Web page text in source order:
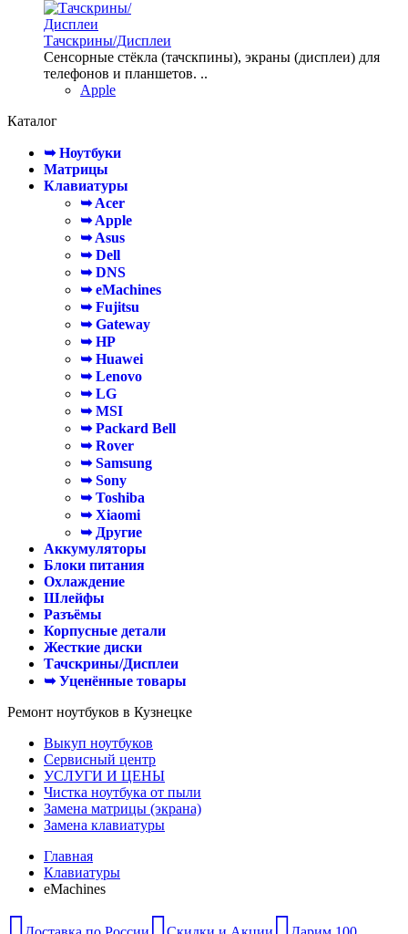
Тачскрины/Дисплеи
Сенсорные стёкла (тачскпины), экраны (дисплеи) для
телефонов и планшетов. ..
Apple
Каталог
➥ Ноутбуки
Матрицы
Клавиатуры
➥ Acer
➥ Apple
➥ Asus
➥ Dell
➥ DNS
➥ eMachines
➥ Fujitsu
➥ Gateway
➥ HP
➥ Huawei
➥ Lenovo
➥ LG
➥ MSI
➥ Packard Bell
➥ Rover
➥ Samsung
➥ Sony
➥ Toshiba
➥ Xiaomi
➥ Другие
Аккумуляторы
Блоки питания
Охлаждение
Шлейфы
Разъёмы
Корпусные детали
Жесткие диски
Тачскрины/Дисплеи
➥ Уценённые товары
Ремонт ноутбуков в Кузнецке
Выкуп ноутбуков
Сервисный центр
УСЛУГИ И ЦЕНЫ
Чистка ноутбука от пыли
Замена матрицы (экрана)
Замена клавиатуры
Главная
Клавиатуры
eMachines